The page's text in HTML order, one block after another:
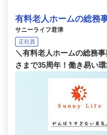
有料老人ホームの総務
サニーライフ君津
正社員
＼有料老人ホームの総務
さまで35周年！働き易い